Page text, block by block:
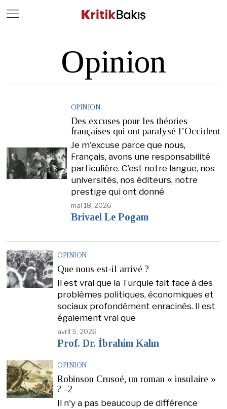
Opinion
OPINION
Des excuses pour les théories
françaises qui ont paralysé l’Occident
Je m'excuse parce que nous,
Français, avons une responsabilité
particulière. C'est notre langue, nos
universités, nos éditeurs, notre
prestige qui ont donné
mai 18, 2026
Brivael Le Pogam
OPINION
Que nous est-il arrivé ?
Il est vrai que la Turquie fait face à des
problèmes politiques, économiques et
sociaux profondément enracinés. Il est
également vrai que
avril 5, 2026
Prof. Dr. İbrahim Kalın
OPINION
Robinson Crusoé, un roman « insulaire »
? -2
Il n'y a pas beaucoup de différence